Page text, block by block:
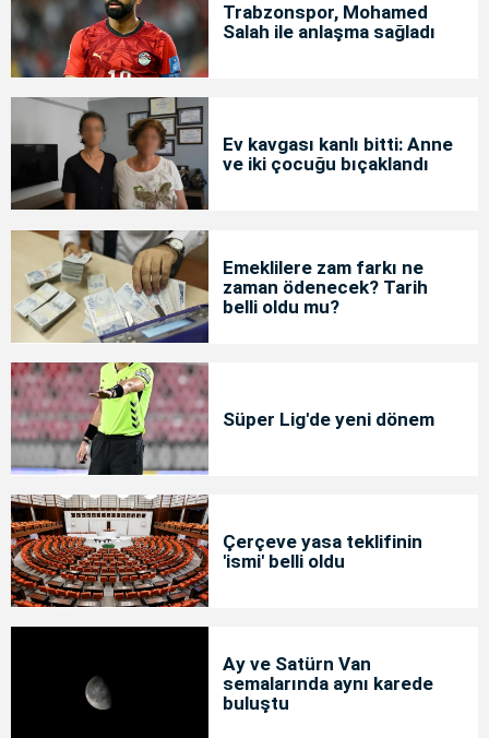
Trabzonspor, Mohamed
Salah ile anlaşma sağladı
Ev kavgası kanlı bitti: Anne
ve iki çocuğu bıçaklandı
Emeklilere zam farkı ne
zaman ödenecek? Tarih
belli oldu mu?
Süper Lig'de yeni dönem
Çerçeve yasa teklifinin
'ismi' belli oldu
Ay ve Satürn Van
semalarında aynı karede
buluştu